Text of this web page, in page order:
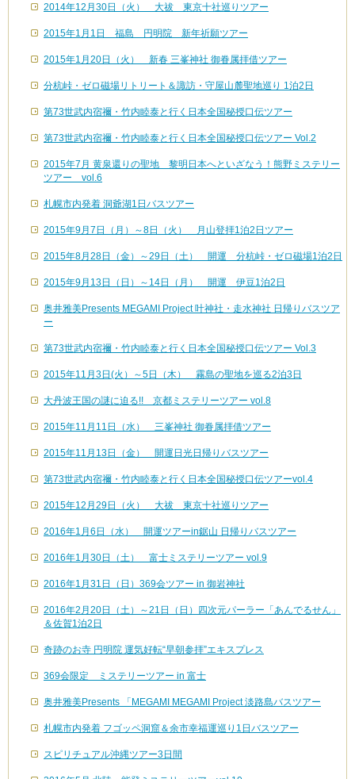
2014年12月30日（火） 大祓 東京十社巡りツアー
2015年1月1日 福島 円明院 新年祈願ツアー
2015年1月20日（火） 新春 三峯神社 御眷属拝借ツアー
分杭峠・ゼロ磁場リトリート＆諏訪・守屋山麓聖地巡り 1泊2日
第73世武内宿禰・竹内睦泰と行く日本全国秘授口伝ツアー
第73世武内宿禰・竹内睦泰と行く日本全国秘授口伝ツアー Vol.2
2015年7月 黄泉還りの聖地 黎明日本へといざなう！熊野ミステリー
ツアー vol.6
札幌市内発着 洞爺湖1日バスツアー
2015年9月7日（月）～8日（火） 月山登拝1泊2日ツアー
2015年8月28日（金）～29日（土） 開運 分杭峠・ゼロ磁場1泊2日
2015年9月13日（日）～14日（月） 開運 伊豆1泊2日
奥井雅美Presents MEGAMI Project 叶神社・走水神社 日帰りバスツア
ー
第73世武内宿禰・竹内睦泰と行く日本全国秘授口伝ツアー Vol.3
2015年11月3日(火）～5日（木） 霧島の聖地を巡る2泊3日
大丹波王国の謎に迫る!! 京都ミステリーツアー vol.8
2015年11月11日（水） 三峯神社 御眷属拝借ツアー
2015年11月13日（金） 開運日光日帰りバスツアー
第73世武内宿禰・竹内睦泰と行く日本全国秘授口伝ツアーvol.4
2015年12月29日（火） 大祓 東京十社巡りツアー
2016年1月6日（水） 開運ツアーin鋸山 日帰りバスツアー
2016年1月30日（土） 富士ミステリーツアー vol.9
2016年1月31日（日）369会ツアー in 御岩神社
2016年2月20日（土）～21日（日）四次元パーラー「あんでるせん」
＆佐賀1泊2日
奇跡のお寺 円明院 運気好転“早朝参拝”エキスプレス
369会限定 ミステリーツアー in 富士
奥井雅美Presents 「MEGAMI MEGAMI Project 淡路島バスツアー
札幌市内発着 フゴッペ洞窟＆余市幸福運巡り1日バスツアー
スピリチュアル沖縄ツアー3日間